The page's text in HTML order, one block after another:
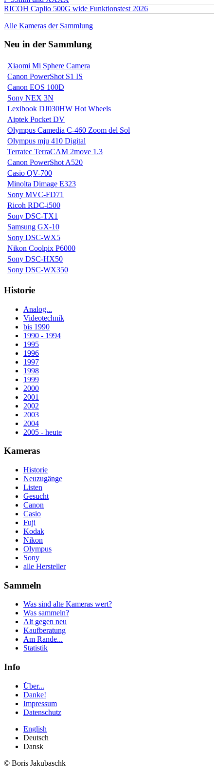
RICOH Caplio 500G wide Funktionstest 2026
Alle Kameras der Sammlung
Neu in der Sammlung
Xiaomi Mi Sphere Camera
Canon PowerShot S1 IS
Canon EOS 100D
Sony NEX 3N
Lexibook DJ030HW Hot Wheels
Aiptek Pocket DV
Olympus Camedia C-460 Zoom del Sol
Olympus mju 410 Digital
Terratec TerraCAM 2move 1.3
Canon PowerShot A520
Casio QV-700
Minolta Dimage E323
Sony MVC-FD71
Ricoh RDC-i500
Sony DSC-TX1
Samsung GX-10
Sony DSC-WX5
Nikon Coolpix P6000
Sony DSC-HX50
Sony DSC-WX350
Historie
Analog...
Videotechnik
bis 1990
1990 - 1994
1995
1996
1997
1998
1999
2000
2001
2002
2003
2004
2005 - heute
Kameras
Historie
Neuzugänge
Listen
Gesucht
Canon
Casio
Fuji
Kodak
Nikon
Olympus
Sony
alle Hersteller
Sammeln
Was sind alte Kameras wert?
Was sammeln?
Alt gegen neu
Kaufberatung
Am Rande...
Statistik
Info
Über...
Danke!
Impressum
Datenschutz
English
Deutsch
Dansk
© Boris Jakubaschk